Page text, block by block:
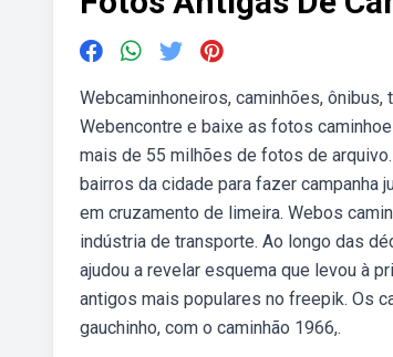
Webcaminhoneiros, caminhões,
Webencontre e baixe as fotos
mais de 55 milhões de fotos de
bairros da cidade para fazer campanha
em cruzamento de limeira. Webos
indústria de transporte. Ao longo das
ajudou a revelar esquema que levou à
antigos mais populares no freepik. Os
gauchinho, com o caminhão 1966,.